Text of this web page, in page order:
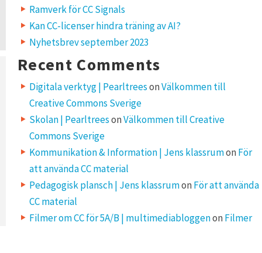
Ramverk för CC Signals
Kan CC-licenser hindra träning av AI?
Nyhetsbrev september 2023
Recent Comments
Digitala verktyg | PearltreesonVälkommen till
Creative Commons Sverige
Skolan | PearltreesonVälkommen till Creative
Commons Sverige
Kommunikation & Information | Jens klassrumon För
att använda CC material
Pedagogisk plansch | Jens klassrumon För att använda
CC material
Filmer om CC för 5A/B | multimediabloggenon Filmer